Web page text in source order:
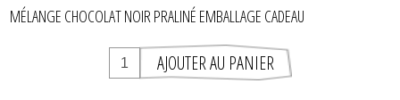
MÉLANGE CHOCOLAT NOIR PRALINÉ EMBALLAGE CADEAU